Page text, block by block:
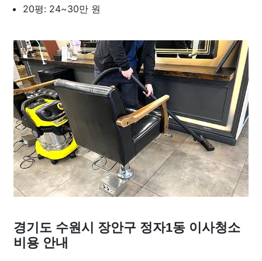
20평: 24~30만 원
경기도 수원시 장안구 정자1동 이사청소
비용 안내